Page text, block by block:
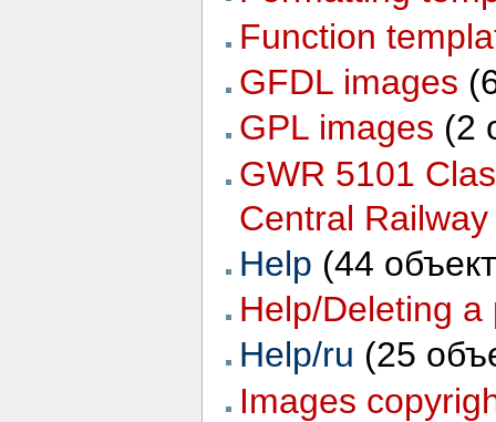
Function
GFDL images
GPL images (2
GWR 5101
Central Railway
Help (44
Help/Deleting a
Help/ru (25
Images